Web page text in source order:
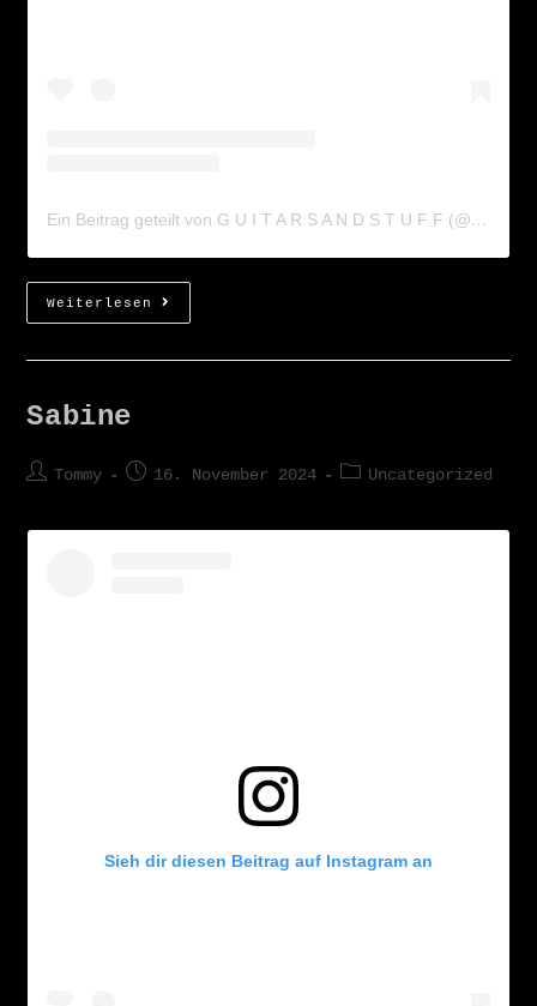
Ein Beitrag geteilt von G U I T A R S A N D S T U F F (@guitarsandstuff)
Weiterlesen
Sabine
Tommy 16. November 2024 Uncategorized
Sieh dir diesen Beitrag auf Instagram an